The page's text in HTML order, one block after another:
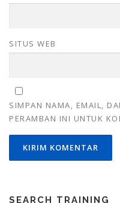
SITUS WEB
SIMPAN NAMA, EMAIL,
PERAMBAN INI UNTUK
SEARCH TRAINING